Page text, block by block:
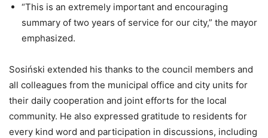
“This is an extremely important and encouraging
summary of two years of service for our city,” the mayor
emphasized.
Sosiński extended his thanks to the council members and
all colleagues from the municipal office and city units for
their daily cooperation and joint efforts for the local
community. He also expressed gratitude to residents for
every kind word and participation in discussions, including